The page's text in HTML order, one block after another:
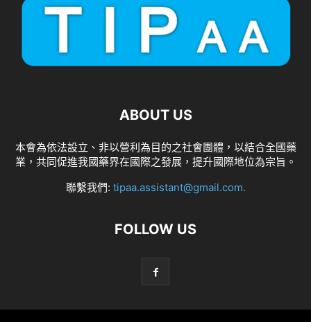
ABOUT US
本會為依法設立、非以營利為目的之社會團體，以結合全國藥
業，共同促進我國藥界在國際之發展，提升國際地位為宗旨。
聯繫我們: tipaa.assistant@gmail.com.
FOLLOW US